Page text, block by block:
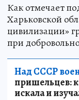
Как отмечает
Харьковской
цивилизации»
при
Над СССР
пришельцев:
искала и